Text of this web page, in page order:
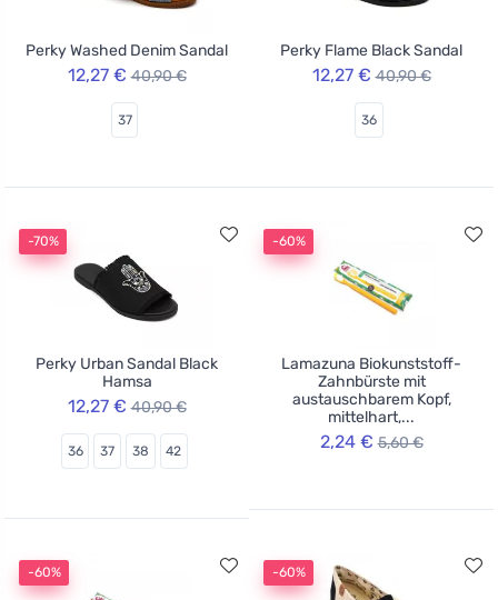
Perky Washed Denim Sandal
12,27 € 40,90 €
37
Perky Flame Black Sandal
12,27 € 40,90 €
36
-70%
Perky Urban Sandal Black
Hamsa
12,27 € 40,90 €
36 37 38 42
-60%
Lamazuna Biokunststoff-
Zahnbürste mit
austauschbarem Kopf,
mittelhart,...
2,24 € 5,60 €
-60% -60%